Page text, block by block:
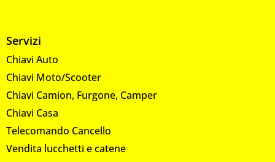
Servizi
Chiavi Auto
Chiavi Moto/Scooter
Chiavi Camion, Furgone, Camper
Chiavi Casa
Telecomando Cancello
Vendita lucchetti e catene